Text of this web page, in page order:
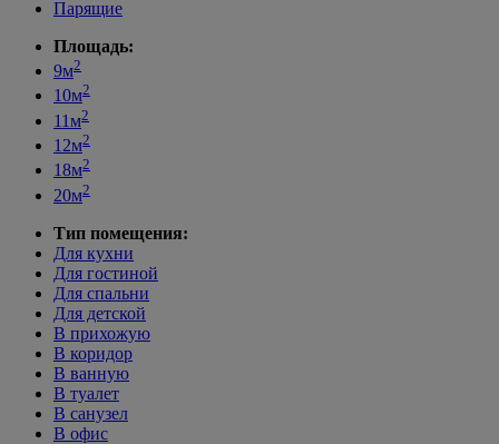
Парящие
Площадь:
9м2
10м2
11м2
12м2
18м2
20м2
Тип помещения:
Для кухни
Для гостиной
Для спальни
Для детской
В прихожую
В коридор
В ванную
В туалет
В санузел
В офис